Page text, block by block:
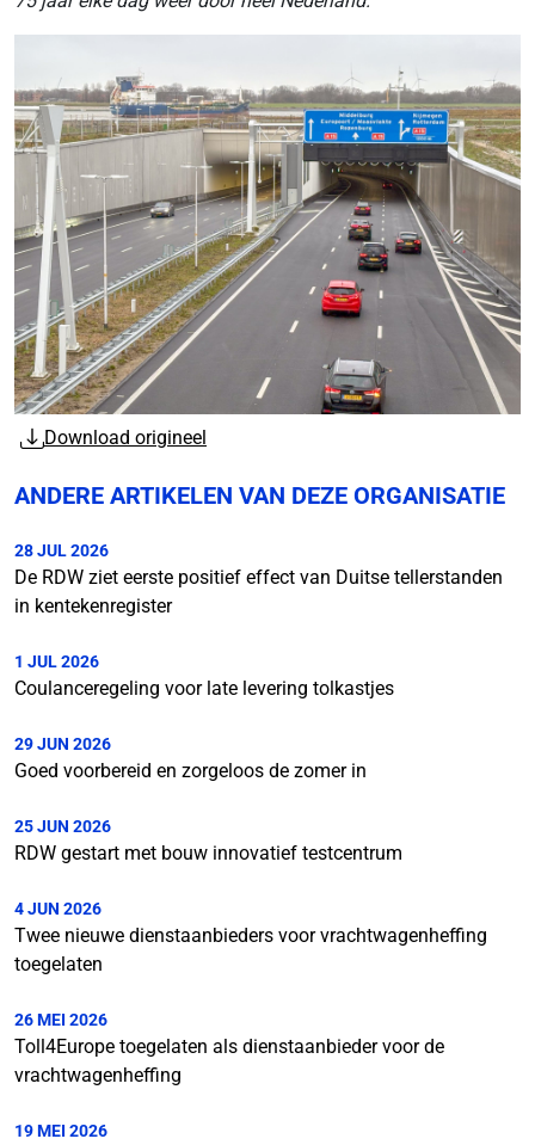
Download origineel
ANDERE ARTIKELEN VAN DEZE ORGANISATIE
28 JUL 2026
De RDW ziet eerste positief effect van Duitse tellerstanden
in kentekenregister
1 JUL 2026
Coulanceregeling voor late levering tolkastjes
29 JUN 2026
Goed voorbereid en zorgeloos de zomer in
25 JUN 2026
RDW gestart met bouw innovatief testcentrum
4 JUN 2026
Twee nieuwe dienstaanbieders voor vrachtwagenheffing
toegelaten
26 MEI 2026
Toll4Europe toegelaten als dienstaanbieder voor de
vrachtwagenheffing
19 MEI 2026